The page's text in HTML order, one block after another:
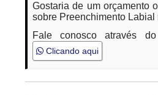
Gostaria de um orçamento
sobre Preenchimento Labial
Fale conosco através
Clicando aqui